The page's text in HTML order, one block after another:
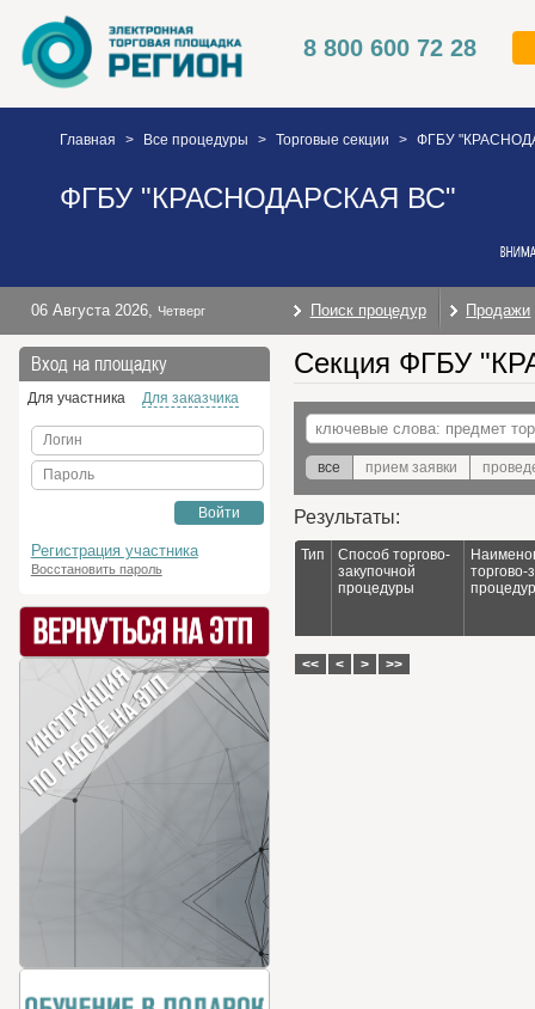
8 800 600 72 28
Главная > Все процедуры > Торговые секции > ФГБУ
ФГБУ "КРАСНОДАРСКАЯ ВС"
06 Августа 2026, Четверг Поиск процедур Продажи
Вход на площадку
Для участника Для заказчика
Логин
Пароль
Войти
Регистрация участника
Восстановить пароль
Секция ФГБУ
все прием заявки
Результаты:
Тип
Способ торгово-
закупочной
процедуры
торгово-
<< < > >>